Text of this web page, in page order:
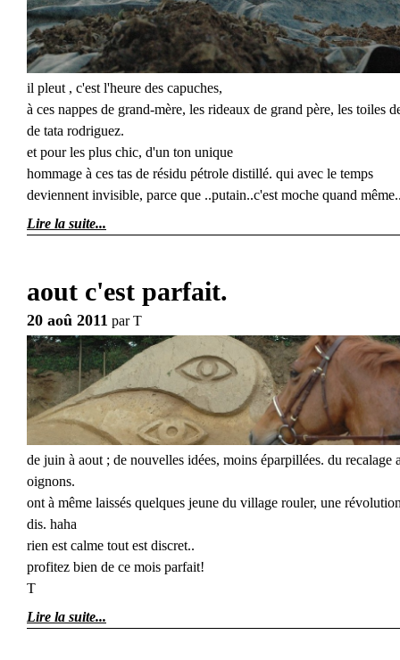
il pleut , c'est l'heure des capuches,
à ces nappes de grand-mère, les rideaux de grand père, les toiles
de tata rodriguez.
et pour les plus chic, d'un ton unique
hommage à ces tas de résidu pétrole distillé. qui avec le temps
deviennent invisible, parce que ..putain..c'est moche quand
Lire la suite
aout c'est parfait.
20 aoû 2011 parT
de juin à aout ; de nouvelles idées, moins éparpillées. du recalage
oignons.
ont à même laissés quelques jeune du village rouler, une
dis. haha
rien est calme tout est discret..
profitez bien de ce mois parfait!
T
Lire la suite